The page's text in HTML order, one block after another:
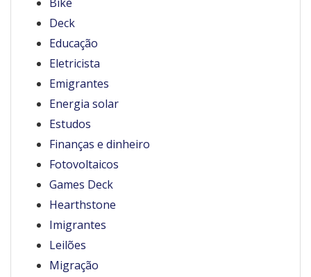
Deck
Educação
Eletricista
Emigrantes
Energia solar
Estudos
Finanças e dinheiro
Fotovoltaicos
Games Deck
Hearthstone
Imigrantes
Leilões
Migração